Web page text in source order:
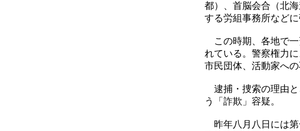
都）、首脳会合（北
する労組事務所など
この時期、各地で一
れている。警察権力
市民団体、活動家への
逮捕・捜索の理由と
う「詐欺」容疑。
昨年八月八日には第